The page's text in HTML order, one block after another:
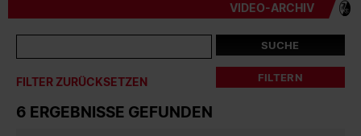
VIDEO-ARCHIV
SUCHE
FILTERN
FILTER ZURÜCKSETZEN
6 ERGEBNISSE GEFUNDEN